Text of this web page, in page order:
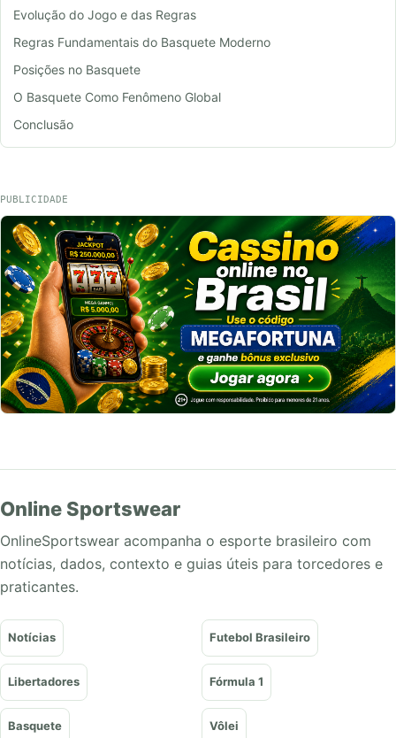
Evolução do Jogo e das Regras
Regras Fundamentais do Basquete Moderno
Posições no Basquete
O Basquete Como Fenômeno Global
Conclusão
PUBLICIDADE
Online Sportswear
OnlineSportswear acompanha o esporte brasileiro com
notícias, dados, contexto e guias úteis para torcedores e
praticantes.
Notícias Futebol Brasileiro
Libertadores Fórmula 1
Basquete Vôlei